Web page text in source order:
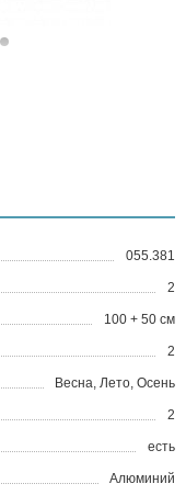
055.381
2
100 + 50 см
2
Весна, Лето, Осень
2
есть
Алюминий